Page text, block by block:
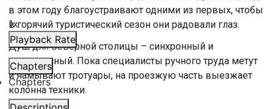
1x
Playback Rate
Chapters
Chapters
в этом году благоустраивают одними из первых, чтобы
в горячий туристический сезон они радовали глаз.
Душ для Северной столицы – синхронный и
комплексный. Пока специалисты ручного труда метут
и намывают тротуары, на проезжую часть выезжает
колонна техники.